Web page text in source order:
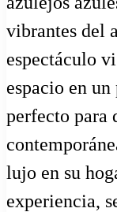
vibrantes del
espectáculo
espacio en un
perfecto para
lujo en su
experiencia,